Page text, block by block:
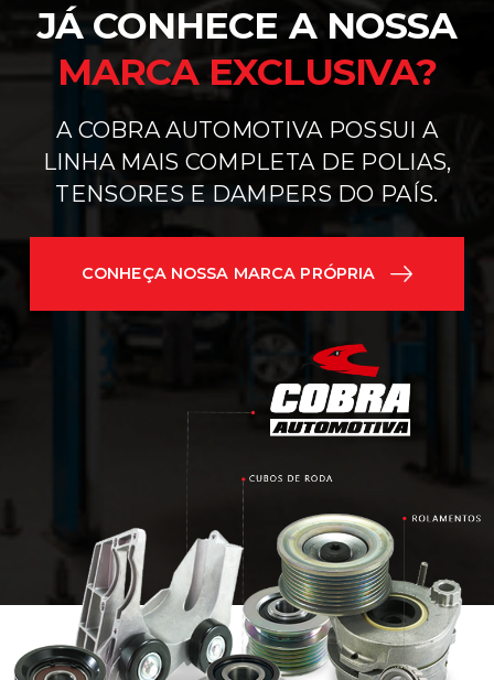
CONHEÇA NOSSA MARCA PRÓPRIA
JÁ CONHECE A NOSSA
MARCA EXCLUSIVA?
A COBRA AUTOMOTIVA POSSUI A
LINHA MAIS COMPLETA DE POLIAS,
TENSORES E DAMPERS DO PAÍS.